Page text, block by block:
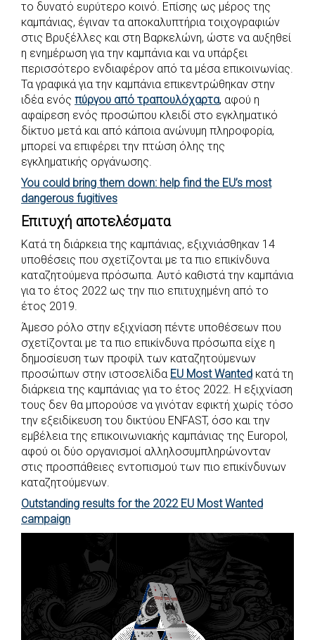
το δυνατό ευρύτερο κοινό. Επίσης ως μέρος της
καμπάνιας, έγιναν τα αποκαλυπτήρια τοιχογραφιών
στις Βρυξέλλες και στη Βαρκελώνη, ώστε να αυξηθεί
η ενημέρωση για την καμπάνια και να υπάρξει
περισσότερο ενδιαφέρον από τα μέσα επικοινωνίας.
Τα γραφικά για την καμπάνια επικεντρώθηκαν στην
ιδέα ενός πύργου από τραπουλόχαρτα, αφού η
αφαίρεση ενός προσώπου κλειδί στο εγκληματικό
δίκτυο μετά και από κάποια ανώνυμη πληροφορία,
μπορεί να επιφέρει την πτώση όλης της
εγκληματικής οργάνωσης.
You could bring them down: help find the EU’s most
dangerous fugitives
Επιτυχή αποτελέσματα
Κατά τη διάρκεια της καμπάνιας, εξιχνιάσθηκαν 14
υποθέσεις που σχετίζονται με τα πιο επικίνδυνα
καταζητούμενα πρόσωπα. Αυτό καθιστά την καμπάνια
για το έτος 2022 ως την πιο επιτυχημένη από το
έτος 2019.
Άμεσο ρόλο στην εξιχνίαση πέντε υποθέσεων που
σχετίζονται με τα πιο επικίνδυνα πρόσωπα είχε η
δημοσίευση των προφίλ των καταζητούμενων
προσώπων στην ιστοσελίδα EU Most Wanted κατά τη
διάρκεια της καμπάνιας για το έτος 2022. Η εξιχνίαση
τους δεν θα μπορούσε να γινόταν εφικτή χωρίς τόσο
την εξειδίκευση του δικτύου ENFAST, όσο και την
εμβέλεια της επικοινωνιακής καμπάνιας της Europol,
αφού οι δύο οργανισμοί αλληλοσυμπληρώνονταν
στις προσπάθειες εντοπισμού των πιο επικίνδυνων
καταζητούμενων.
Outstanding results for the 2022 EU Most Wanted
campaign